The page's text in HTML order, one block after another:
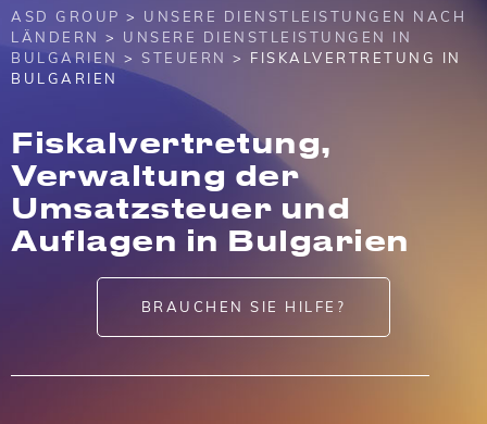
ASD GROUP > UNSERE DIENSTLEISTUNGEN NACH
LÄNDERN > UNSERE DIENSTLEISTUNGEN IN
BULGARIEN > STEUERN > FISKALVERTRETUNG IN
BULGARIEN
Fiskalvertretung,
Verwaltung der
Umsatzsteuer und
Auflagen in Bulgarien
BRAUCHEN SIE HILFE?